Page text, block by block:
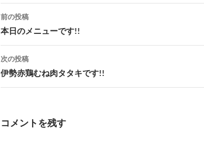
投
稿
ナ
ビ
ゲ
前の投稿
本日のメニューです!!
次の投稿
伊勢赤鶏むね肉タタキです!!
コメントを残す